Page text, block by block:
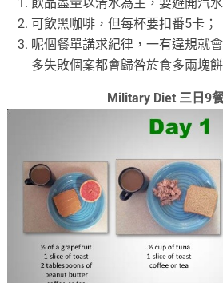
可飲黑咖啡，但每杯要扣番5卡；
呢個餐單講求紀律，一有違規就
多失敗個案都會歸咎於食多兩塊
Military Diet 三日9